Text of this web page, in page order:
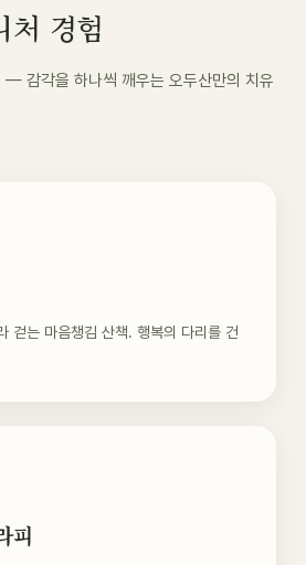
처 경험
— 감각을 하나씩 깨우는 오두산만의 치유
걷는 마음챙김 산책. 행복의 다리를 건
피